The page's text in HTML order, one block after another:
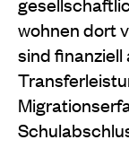
wohnen dort
sind finanziell